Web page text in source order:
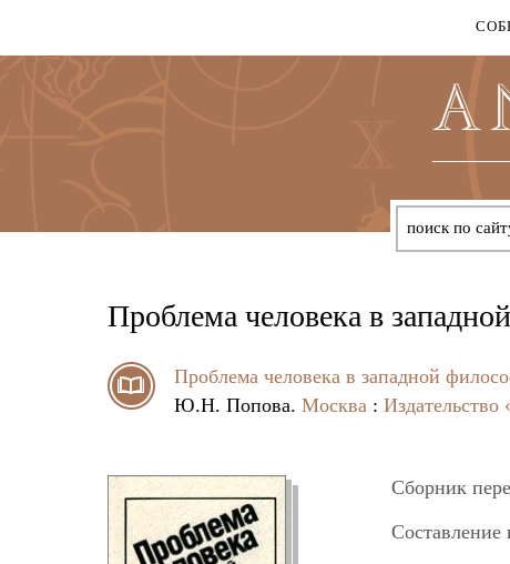
Проблема человека в
Проблема человека в западной
Ю.Н. Попова. Москва : Издательство
Сборник
Составление